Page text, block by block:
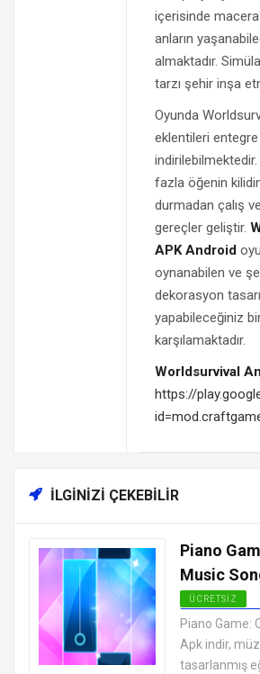
içerisinde
anların
almaktadır.
tarzı şehir inşa
Oyunda
eklentileri
fazla öğenin
durmadan çalış
gereçler geliştir.
APK Android
oynanabilen ve
dekorasyon
yapabileceğiniz
karşılamaktadır.
Worldsurvival
https://
İLGINIZI ÇEKEBILIR
Piano
Music
ÜCRETSIZ
EN İYI
ÜCRETSIZ
Piano Game:
Apk indir,
tasarlanmış